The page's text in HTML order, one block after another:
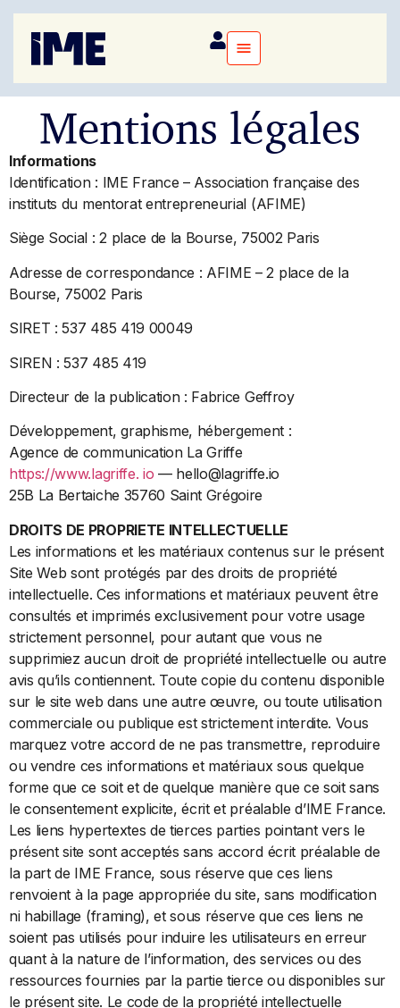
Mentions légales
Informations
Identification : IME France – Association française des
instituts du mentorat entrepreneurial (AFIME)
Siège Social : 2 place de la Bourse, 75002 Paris
Adresse de correspondance : AFIME – 2 place de la
Bourse, 75002 Paris
SIRET : 537 485 419 00049
SIREN : 537 485 419
Directeur de la publication : Fabrice Geffroy
Développement, graphisme, hébergement :
Agence de communication La Griffe
https://www.lagriffe. io — hello@lagriffe.io
25B La Bertaiche 35760 Saint Grégoire
DROITS DE PROPRIETE INTELLECTUELLE
Les informations et les matériaux contenus sur le présent
Site Web sont protégés par des droits de propriété
intellectuelle. Ces informations et matériaux peuvent être
consultés et imprimés exclusivement pour votre usage
strictement personnel, pour autant que vous ne
supprimiez aucun droit de propriété intellectuelle ou autre
avis qu’ils contiennent. Toute copie du contenu disponible
sur le site web dans une autre œuvre, ou toute utilisation
commerciale ou publique est strictement interdite. Vous
marquez votre accord de ne pas transmettre, reproduire
ou vendre ces informations et matériaux sous quelque
forme que ce soit et de quelque manière que ce soit sans
le consentement explicite, écrit et préalable d’IME France.
Les liens hypertextes de tierces parties pointant vers le
présent site sont acceptés sans accord écrit préalable de
la part de IME France, sous réserve que ces liens
renvoient à la page appropriée du site, sans modification
ni habillage (framing), et sous réserve que ces liens ne
soient pas utilisés pour induire les utilisateurs en erreur
quant à la nature de l’information, des services ou des
ressources fournies par la partie tierce ou disponibles sur
le présent site. Le code de la propriété intellectuelle